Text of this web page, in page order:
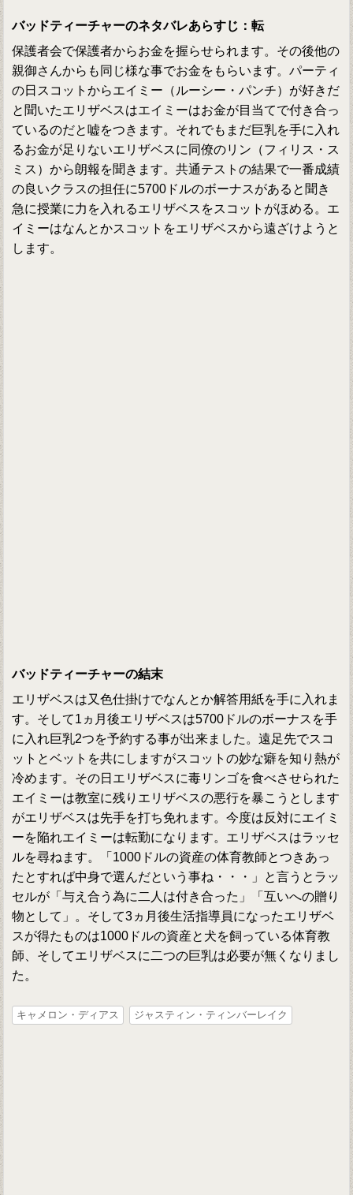
バッドティーチャーのネタバレあらすじ：転
保護者会で保護者からお金を握らせられます。その後他の
親御さんからも同じ様な事でお金をもらいます。パーティ
の日スコットからエイミー（ルーシー・パンチ）が好きだ
と聞いたエリザベスはエイミーはお金が目当てで付き合っ
ているのだと嘘をつきます。それでもまだ巨乳を手に入れ
るお金が足りないエリザベスに同僚のリン（フィリス・ス
ミス）から朗報を聞きます。共通テストの結果で一番成績
の良いクラスの担任に5700ドルのボーナスがあると聞き
急に授業に力を入れるエリザベスをスコットがほめる。エ
イミーはなんとかスコットをエリザベスから遠ざけようと
します。
バッドティーチャーの結末
エリザベスは又色仕掛けでなんとか解答用紙を手に入れま
す。そして1ヵ月後エリザベスは5700ドルのボーナスを手
に入れ巨乳2つを予約する事が出来ました。遠足先でスコ
ットとベットを共にしますがスコットの妙な癖を知り熱が
冷めます。その日エリザベスに毒リンゴを食べさせられた
エイミーは教室に残りエリザベスの悪行を暴こうとします
がエリザベスは先手を打ち免れます。今度は反対にエイミ
ーを陥れエイミーは転勤になります。エリザベスはラッセ
ルを尋ねます。「1000ドルの資産の体育教師とつきあっ
たとすれば中身で選んだという事ね・・・」と言うとラッ
セルが「与え合う為に二人は付き合った」「互いへの贈り
物として」。そして3ヵ月後生活指導員になったエリザベ
スが得たものは1000ドルの資産と犬を飼っている体育教
師、そしてエリザベスに二つの巨乳は必要が無くなりまし
た。
キャメロン・ディアス ジャスティン・ティンバーレイク